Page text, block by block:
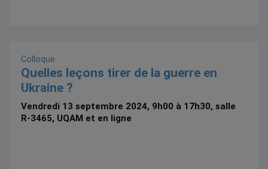
Colloque
Quelles leçons tirer de la guerre en
Ukraine ?
Vendredi 13 septembre 2024, 9h00 à 17h30, salle
R-3465, UQAM et en ligne